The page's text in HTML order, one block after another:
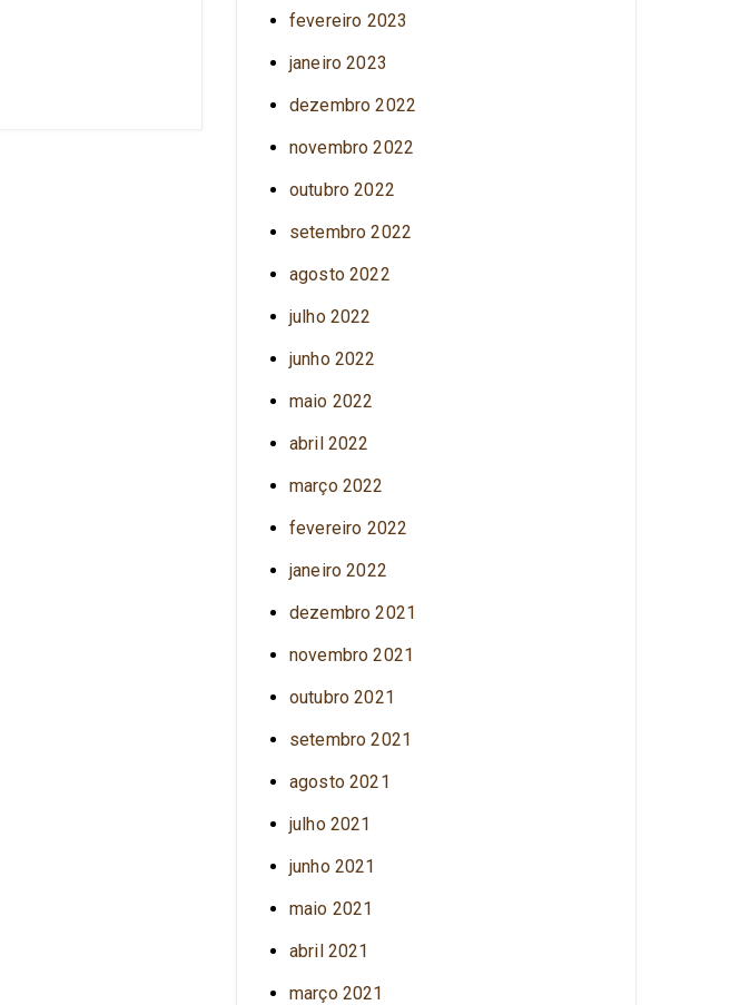
fevereiro 2023
janeiro 2023
dezembro 2022
novembro 2022
outubro 2022
setembro 2022
agosto 2022
julho 2022
junho 2022
maio 2022
abril 2022
março 2022
fevereiro 2022
janeiro 2022
dezembro 2021
novembro 2021
outubro 2021
setembro 2021
agosto 2021
julho 2021
junho 2021
maio 2021
abril 2021
março 2021